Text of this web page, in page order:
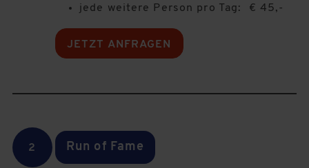
jede weitere Person pro Tag: € 45,-
JETZT ANFRAGEN
2 Run of Fame